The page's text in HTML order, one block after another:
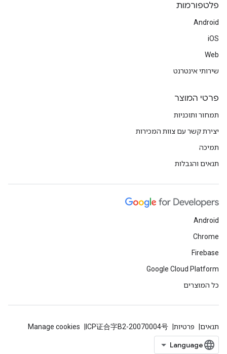
פלטפורמות
Android
iOS
Web
שירותי אינטרנט
פרטי המוצר
תמחור ותוכניות
יצירת קשר עם צוות המכירות
תמיכה
תנאים והגבלות
Android
Chrome
Firebase
Google Cloud Platform
כל המוצרים
תנאים פרטיות ICP证合字B2-20070004号
Manage cookies